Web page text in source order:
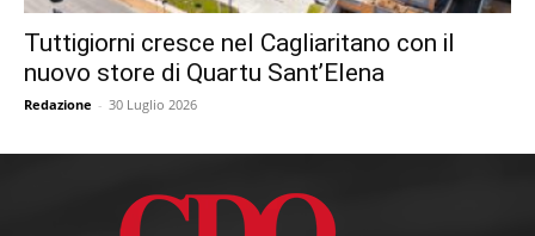
Tuttigiorni cresce nel Cagliaritano con il
nuovo store di Quartu Sant’Elena
Redazione - 30 Luglio 2026